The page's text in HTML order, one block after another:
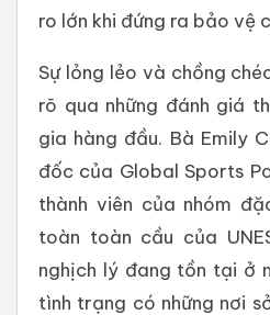
ro lớn khi đứng ra bảo vệ
Sự lỏng lẻo và chồng
rõ qua những đánh giá
gia hàng đầu. Bà Emily
đốc của Global Sports
thành viên của nhóm
toàn toàn cầu của
nghịch lý đang tồn tại ở
tình trạng có những nơi